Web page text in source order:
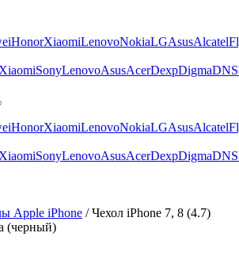
HonorXiaomiLenovoNokiaLGAsusAlcatel
XiaomiSonyLenovoAsusAcerDexpDigmaDNS
HonorXiaomiLenovoNokiaLGAsusAlcatel
XiaomiSonyLenovoAsusAcerDexpDigmaDNS
Apple iPhone / Чехол iPhone 7, 8 (4.7)
(черный)